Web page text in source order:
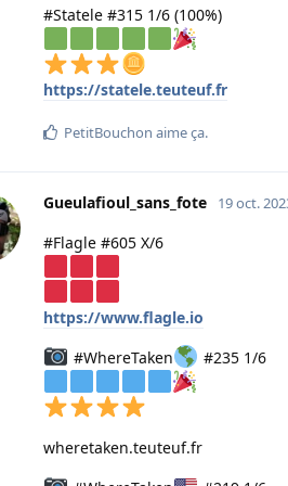
#Statele #315 1/6 (100%)
https://statele.teuteuf.fr
PetitBouchon aime ça.
Gueulafioul_sans_fote 19 oct.
#Flagle #605 X/6
https://www.flagle.io
#WhereTaken
#235 1/6
wheretaken.teuteuf.fr